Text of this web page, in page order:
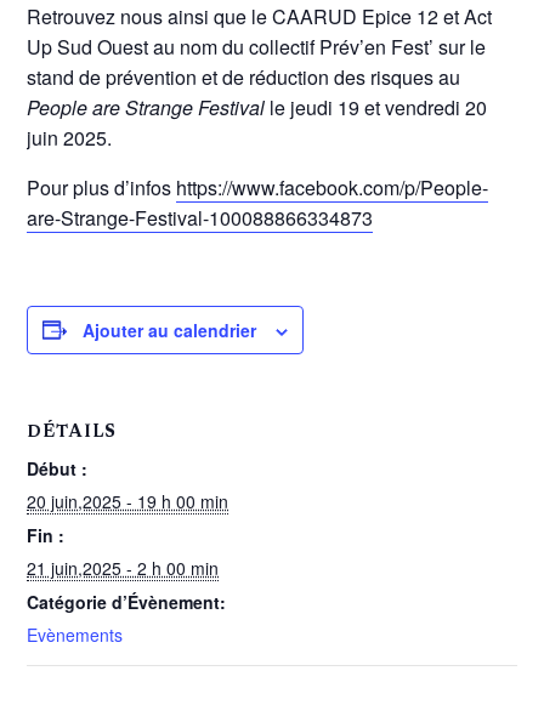
Retrouvez nous ainsi que le CAARUD Epice 12 et Act
Up Sud Ouest au nom du collectif Prév’en Fest’ sur le
stand de prévention et de réduction des risques au
People are Strange Festival le jeudi 19 et vendredi 20
juin 2025.
Pour plus d’infos https://www.facebook.com/p/People-
are-Strange-Festival-100088866334873
Ajouter au calendrier
DÉTAILS
Début :
20 juin,2025 - 19 h 00 min
Fin :
21 juin,2025 - 2 h 00 min
Catégorie d’Évènement:
Evènements